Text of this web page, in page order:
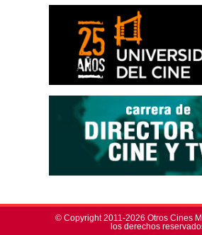
© Copyright 2011-2026 Otros Cines
los derechos